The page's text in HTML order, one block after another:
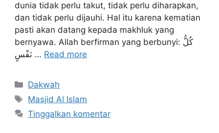
dunia tidak perlu takut, tidak perlu diharapkan,
dan tidak perlu dijauhi. Hal itu karena kematian
pasti akan datang kepada makhluk yang
bernyawa. Allah berfirman yang berbunyi: كُلُّ
نَفْسٍ … Read more
Kategori
Dakwah
Tag
Masjid Al Islam
Tinggalkan komentar